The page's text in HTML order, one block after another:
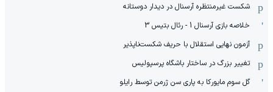
شکست غیرمنتظره آرسنال در دیدار دوستانه
خلاصه بازی آرسنال 1 - رئال بتیس 3
آزمون نهایی استقلال با حریف شکست‌ناپذیر
تغییر بزرگ در ساختار باشگاه پرسپولیس
گل سوم مایورکا به پاری سن ژرمن توسط رایلو